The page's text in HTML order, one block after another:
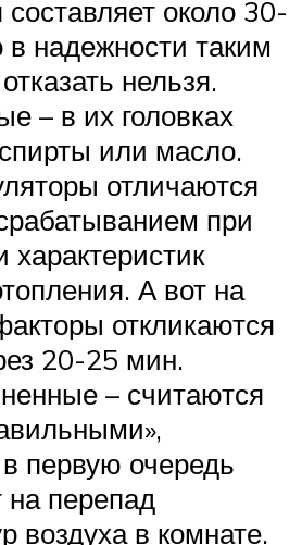
составляет около 30-
надежности таким
нельзя.
– в их головках
или масло.
отличаются
при
характеристик
А вот на
откликаются
20-25 мин.
– считаются
в первую очередь
на перепад
воздуха в комнате.